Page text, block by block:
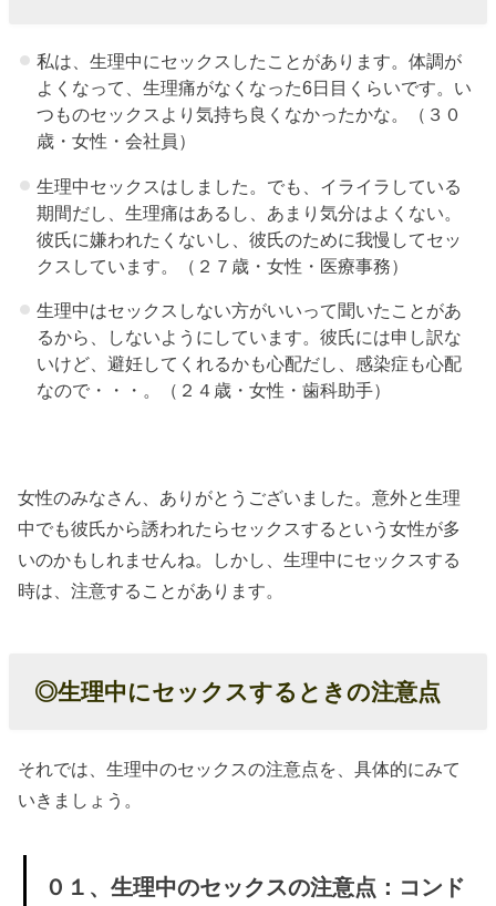
» ０２、
生理中
のセッ
クスの
注意
点：生
理痛が
ある中
でのセ
ックス
注意
点：ベ
クスに
注意
私は、生理中にセックスしたことがあります。体調が
よくなって、生理痛がなくなった6日目くらいです。い
つものセックスより気持ち良くなかったかな。（３０
歳・女性・会社員）
生理中セックスはしました。でも、イライラしている
期間だし、生理痛はあるし、あまり気分はよくない。
彼氏に嫌われたくないし、彼氏のために我慢してセッ
クスしています。（２７歳・女性・医療事務）
生理中はセックスしない方がいいって聞いたことがあ
るから、しないようにしています。彼氏には申し訳な
いけど、避妊してくれるかも心配だし、感染症も心配
なので・・・。（２４歳・女性・歯科助手）
女性のみなさん、ありがとうございました。意外と生理
中でも彼氏から誘われたらセックスするという女性が多
いのかもしれませんね。しかし、生理中にセックスする
時は、注意することがあります。
◎生理中にセックスするときの注意点
それでは、生理中のセックスの注意点を、具体的にみて
いきましょう。
０１、生理中のセックスの注意点：コンド